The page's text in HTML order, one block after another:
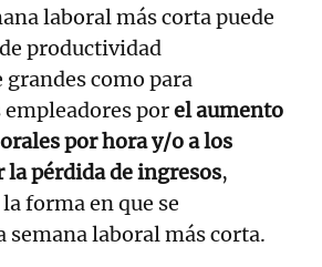
laboral más corta puede
productividad
como para
porel aumento
por hora y/o a los
pérdida de ingresos,
forma en que se
semana laboral más corta.